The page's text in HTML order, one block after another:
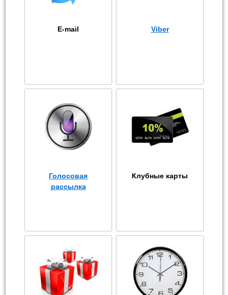
E-mail Viber
Голосовая
рассылка
Клубные карты